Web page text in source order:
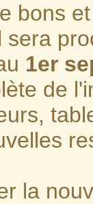
bons
sera
1er
de
la